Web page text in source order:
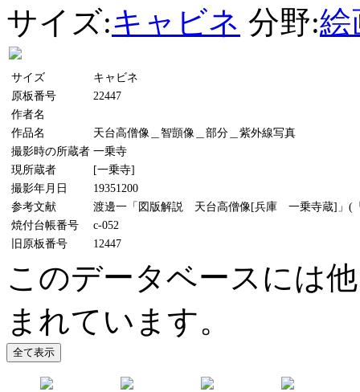
サイズ:キャビネ 分野:絵
サイズ
キャビネ
原板番号
22447
作者名
作品名
天台高僧像＿智顗像＿部分＿紫外線写真
撮影時の所蔵者 一乗寺
現所蔵者
[一乗寺]
撮影年月日
19351200
参考文献
渡邊一「図版解説 天台高僧像[兵庫 一乗寺蔵]」(
焼付台帳番号
c-052
旧原板番号
12447
このデータベースには
まれています。